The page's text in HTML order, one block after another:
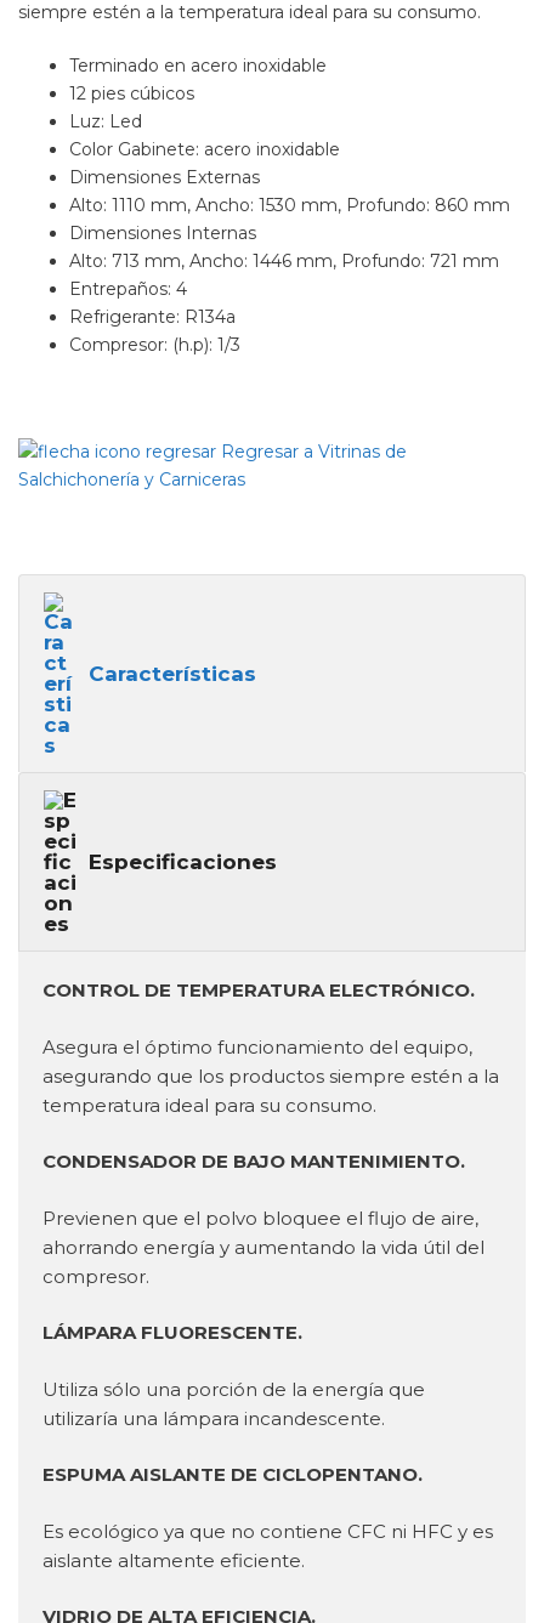
siempre estén a la temperatura ideal para su consumo.
Terminado en acero inoxidable
12 pies cúbicos
Luz: Led
Color Gabinete: acero inoxidable
Dimensiones Externas
Alto: 1110 mm, Ancho: 1530 mm, Profundo: 860 mm
Dimensiones Internas
Alto: 713 mm, Ancho: 1446 mm, Profundo: 721 mm
Entrepaños: 4
Refrigerante: R134a
Compresor: (h.p): 1/3
Regresar a Vitrinas de
Salchichonería y Carniceras
Características
Especificaciones
CONTROL DE TEMPERATURA ELECTRÓNICO.
Asegura el óptimo funcionamiento del equipo,
asegurando que los productos siempre estén a la
temperatura ideal para su consumo.
CONDENSADOR DE BAJO MANTENIMIENTO.
Previenen que el polvo bloquee el flujo de aire,
ahorrando energía y aumentando la vida útil del
compresor.
LÁMPARA FLUORESCENTE.
Utiliza sólo una porción de la energía que
utilizaría una lámpara incandescente.
ESPUMA AISLANTE DE CICLOPENTANO.
Es ecológico ya que no contiene CFC ni HFC y es
aislante altamente eficiente.
VIDRIO DE ALTA EFICIENCIA.